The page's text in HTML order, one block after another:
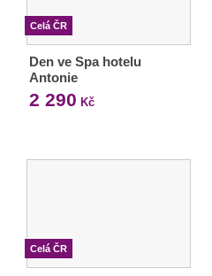
Celá ČR
Den ve Spa hotelu
Antonie
2 290 Kč
Celá ČR